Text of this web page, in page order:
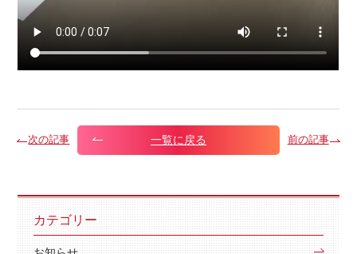
次の記事 一覧に戻る 前の記事
カテゴリー